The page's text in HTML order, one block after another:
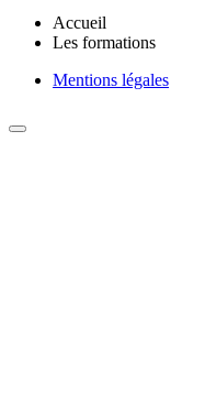
Accueil
Les formations
Mentions légales